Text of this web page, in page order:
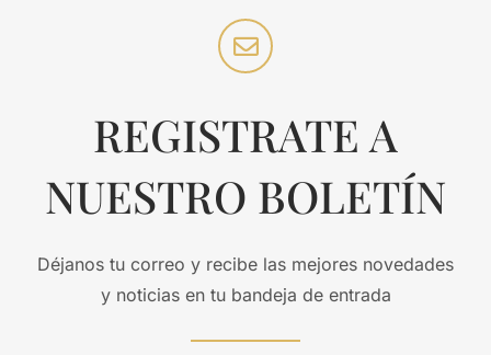
REGISTRATE A
NUESTRO BOLETÍN
Déjanos tu correo y recibe las mejores novedades
y noticias en tu bandeja de entrada